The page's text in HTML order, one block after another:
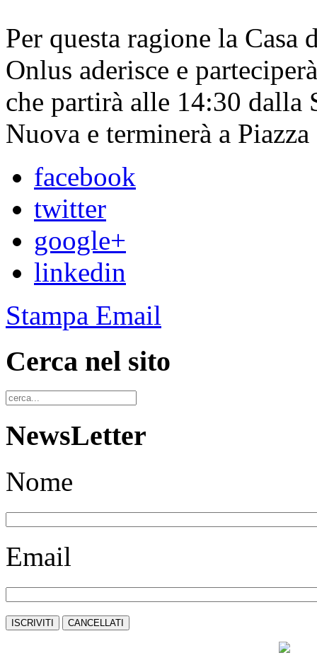
Per questa ragione la
Onlus aderisce e
che partirà alle 14:30 dalla
Nuova e terminerà a
facebook
twitter
google+
linkedin
Stampa Email
Cerca nel sito
NewsLetter
Nome
Email